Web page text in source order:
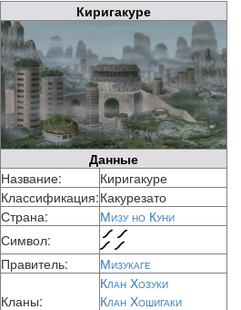
Киригакуре
Данные
Название:
Киригакуре
Классификация:Какурезато
Страна:
Мизу но Куни
Символ:
Правитель:
Мизукаге
Кланы:
Клан Хозуки
Клан Хошигаки